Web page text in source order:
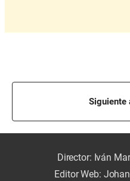
Siguiente
Director: Iván
Editor Web: